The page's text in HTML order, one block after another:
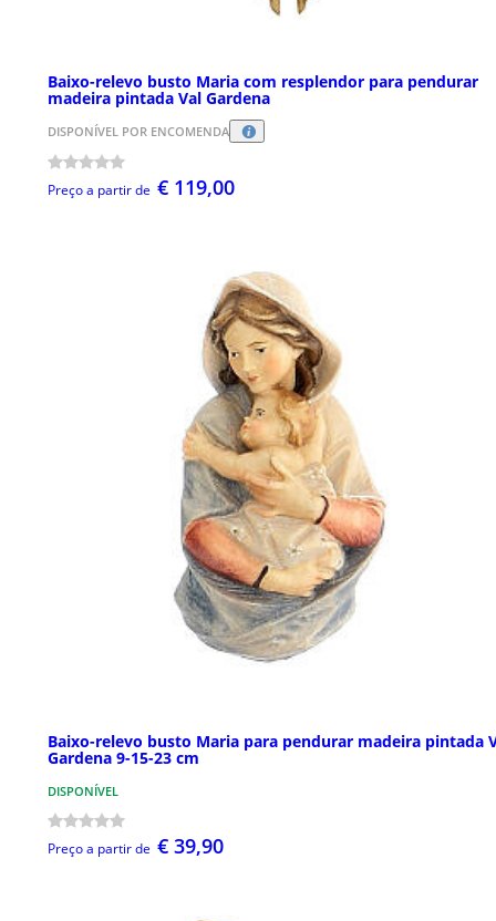
Baixo-relevo busto Maria com resplendor para pendurar
madeira pintada Val Gardena
DISPONÍVEL POR ENCOMENDA
Preço a partir de € 119,00
Baixo-relevo busto Maria para pendurar madeira pintada
Gardena 9-15-23 cm
DISPONÍVEL
Preço a partir de € 39,90